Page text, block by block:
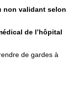
non validant selon
de l’hôpital
de gardes à